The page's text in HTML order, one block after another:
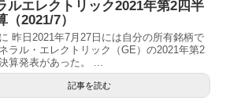
ルエレクトリック2021年第2四半
（2021/7）
昨日2021年7月27日には自分の所有銘柄で
ラル・エレクトリック（GE）の2021年第2
算発表があった。 ...
記事を読む